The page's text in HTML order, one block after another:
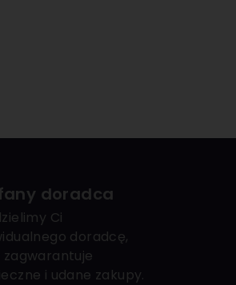
doradca
Ci
doradcę,
i udane zakupy.